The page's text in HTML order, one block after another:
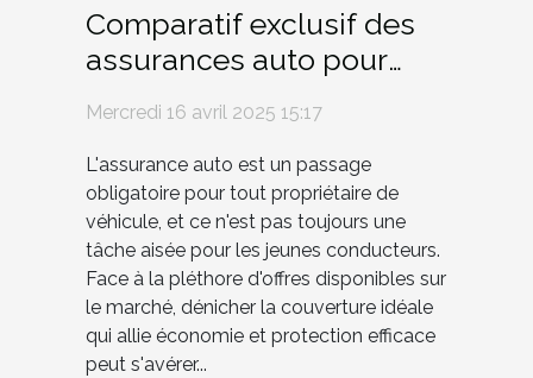
Comparatif exclusif des
assurances auto pour
jeunes conducteurs
Mercredi 16 avril 2025 15:17
L'assurance auto est un passage
obligatoire pour tout propriétaire de
véhicule, et ce n'est pas toujours une
tâche aisée pour les jeunes conducteurs.
Face à la pléthore d'offres disponibles sur
le marché, dénicher la couverture idéale
qui allie économie et protection efficace
peut s'avérer...